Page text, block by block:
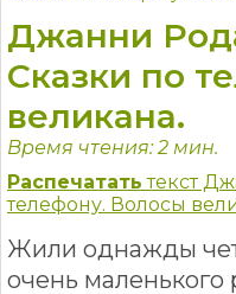
Джанни
Сказки по
великана.
Время чтения: 2 мин.
Распечатать текст
телефону. Волосы
Жили однажды
очень маленького